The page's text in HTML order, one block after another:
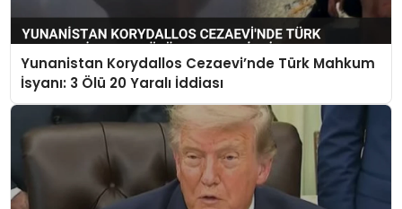
Yunanistan Korydallos Cezaevi’nde Türk Mahkum
İsyanı: 3 Ölü 20 Yaralı İddiası